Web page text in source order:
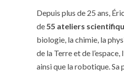
Depuis plus de 25 ans,
de55 ateliers
biologie, la chimie, la
de la Terre et de l’espace,
ainsi que la robotique. Sa